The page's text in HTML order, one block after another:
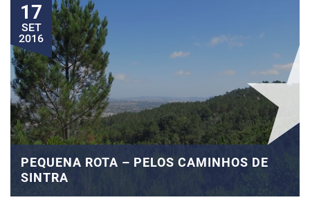
17
SET
2016
PEQUENA ROTA – PELOS CAMINHOS DE
SINTRA